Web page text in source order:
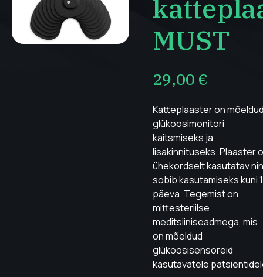
MUST
29,00 €
Katteplaaster on mõeldud
glükoosimonitori
kaitsmiseks ja
lisakinnituseks. Plaaster
ühekordselt kasutatav
sobib kasutamiseks kuni
päeva. Tegemist on
mittesteriilse
meditsiiniseadmega, mis
on mõeldud
glükoosisensoreid
kasutavatele